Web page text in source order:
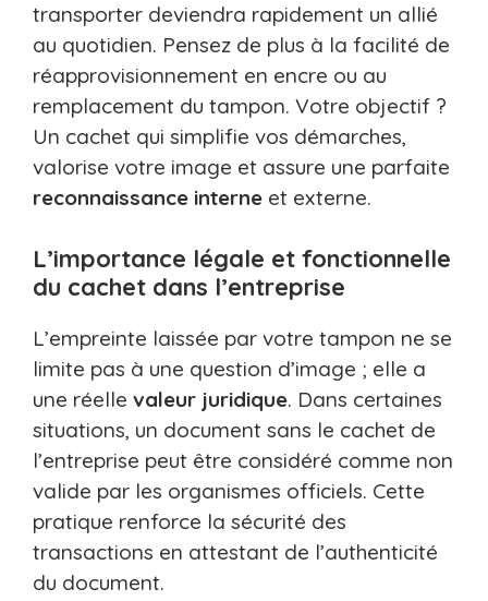
transporter deviendra rapidement un allié
au quotidien. Pensez de plus à la facilité de
réapprovisionnement en encre ou au
remplacement du tampon. Votre objectif ?
Un cachet qui simplifie vos démarches,
valorise votre image et assure une parfaite
reconnaissance interne et externe.
L’importance légale et fonctionnelle
du cachet dans l’entreprise
L’empreinte laissée par votre tampon ne se
limite pas à une question d’image ; elle a
une réelle valeur juridique. Dans certaines
situations, un document sans le cachet de
l’entreprise peut être considéré comme non
valide par les organismes officiels. Cette
pratique renforce la sécurité des
transactions en attestant de l’authenticité
du document.